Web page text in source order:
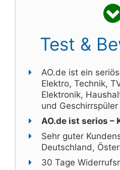
Test &
AO.de ist ein
Elektro, Technik,
Elektronik,
und Geschirrspüler
AO.de ist serios –
Sehr guter
Deutschland,
30 Tage